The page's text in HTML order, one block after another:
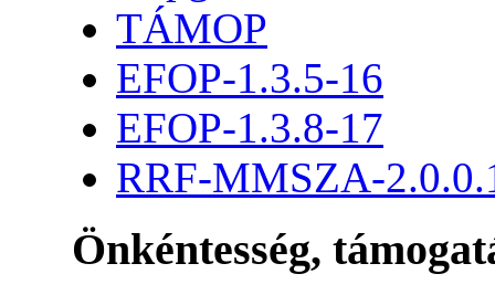
TÁMOP
EFOP-1.3.5-16
EFOP-1.3.8-17
RRF-MMSZA-
Önkéntesség,